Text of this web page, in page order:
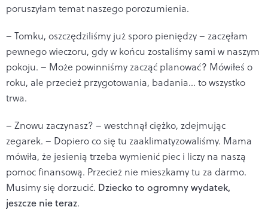
poruszyłam temat naszego porozumienia.
– Tomku, oszczędziliśmy już sporo pieniędzy – zaczęłam
pewnego wieczoru, gdy w końcu zostaliśmy sami w naszym
pokoju. – Może powinniśmy zacząć planować? Mówiłeś o
roku, ale przecież przygotowania, badania... to wszystko
trwa.
– Znowu zaczynasz? – westchnął ciężko, zdejmując
zegarek. – Dopiero co się tu zaaklimatyzowaliśmy. Mama
mówiła, że jesienią trzeba wymienić piec i liczy na naszą
pomoc finansową. Przecież nie mieszkamy tu za darmo.
Musimy się dorzucić. Dziecko to ogromny wydatek,
jeszcze nie teraz.